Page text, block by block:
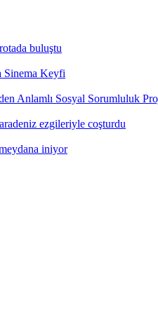
buluştu
Sinema Keyfi
Anlamlı Sosyal Sorumluluk
ezgileriyle coşturdu
iniyor